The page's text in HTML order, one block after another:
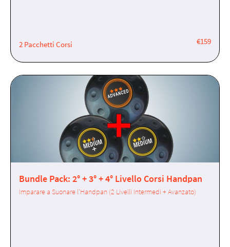
2 Pacchetti Corsi €159
Bundle Pack: 2° + 3° + 4° Livello Corsi Handpan
Imparare a Suonare l'Handpan (2 Livelli Intermedi + Avanzato)